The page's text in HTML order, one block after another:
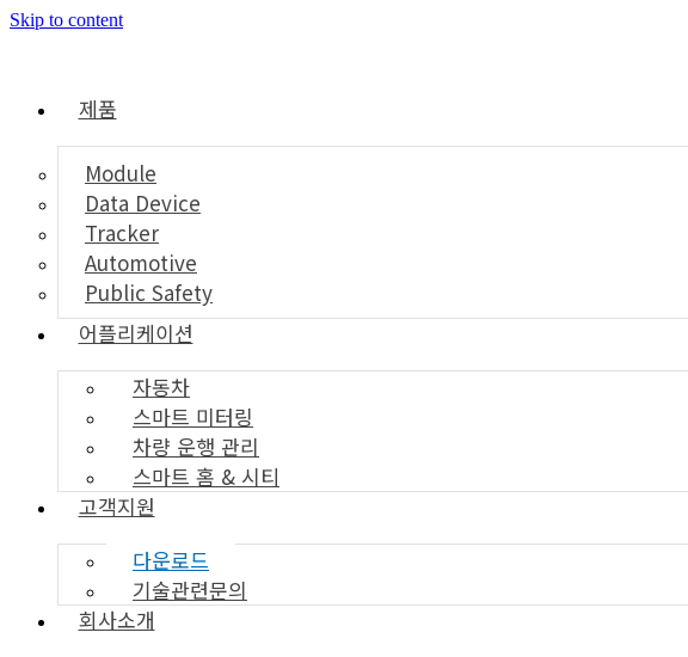
Skip to content
제품
Module
Data Device
Tracker
Automotive
Public Safety
어플리케이션
자동차
스마트 미터링
차량 운행 관리
스마트 홈 & 시티
고객지원
다운로드
기술관련문의
회사소개